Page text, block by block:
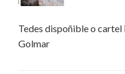
Tedes dispoñible o
Golmar